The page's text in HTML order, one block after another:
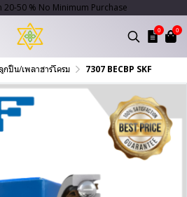
50 % No Minimum Purchase
0 0
ปืน/เพลาฮาร์โครม 7307 BECBP SKF